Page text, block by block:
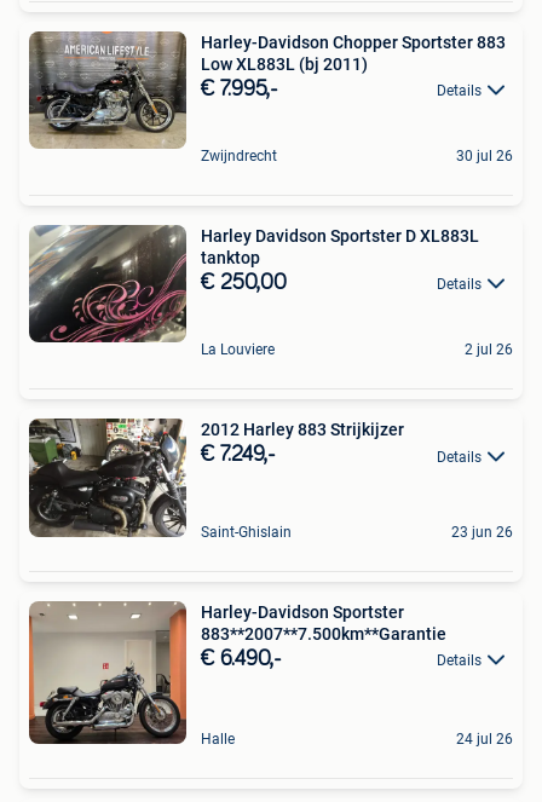
Harley-Davidson Chopper Sportster 883
Low XL883L (bj 2011)
€ 7.995,- Details
Zwijndrecht 30 jul 26
Harley Davidson Sportster D XL883L
tanktop
€ 250,00 Details
La Louviere 2 jul 26
2012 Harley 883 Strijkijzer
€ 7.249,- Details
Saint-Ghislain 23 jun 26
Harley-Davidson Sportster
883**2007**7.500km**Garantie
€ 6.490,- Details
Halle 24 jul 26